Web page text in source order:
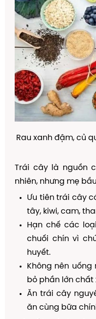
Rau xanh đậm, củ
Trái cây là nguồn
nhiên, nhưng mẹ
Ưu tiên trái cây
tây, kiwi, cam,
Hạn chế các
chuối chín vì
huyết.
Không nên
bỏ phần lớn chất
Ăn trái cây
ăn cùng bữa